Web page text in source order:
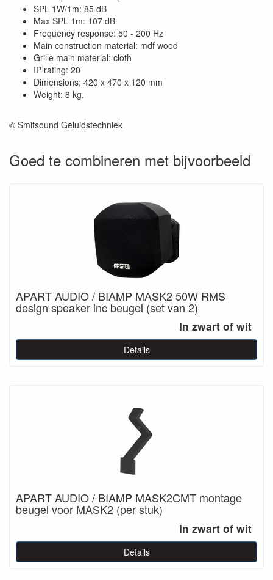
SPL 1W/1m: 85 dB
Max SPL 1m: 107 dB
Frequency response: 50 - 200 Hz
Main construction material: mdf wood
Grille main material: cloth
IP rating: 20
Dimensions; 420 x 470 x 120 mm
Weight: 8 kg.
© Smitsound Geluidstechniek
Goed te combineren met bijvoorbeeld
APART AUDIO / BIAMP MASK2 50W RMS
design speaker inc beugel (set van 2)
In zwart of wit
Details
APART AUDIO / BIAMP MASK2CMT montage
beugel voor MASK2 (per stuk)
In zwart of wit
Details